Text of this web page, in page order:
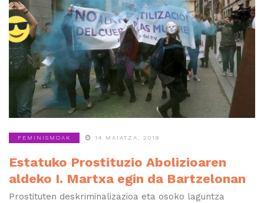
FEMINISMOAK 14 MAIATZA, 2019
Estatuko Prostituzio Abolizioaren
aldeko I. Martxa egin da Bartzelonan
Prostituten deskriminalizazioa eta osoko laguntza